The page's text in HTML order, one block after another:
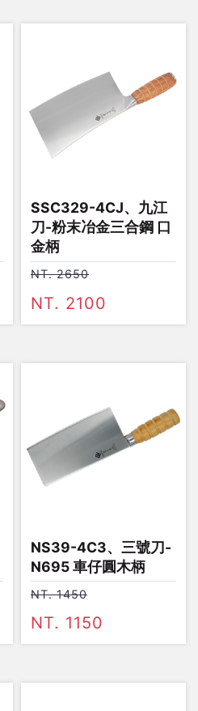
SSC329-4CJ、九江
刀-粉末冶金三合鋼 口
金柄
NT. 2650
NT. 2100
NS39-4C3、三號刀-
N695 車仔圓木柄
NT. 1450
NT. 1150